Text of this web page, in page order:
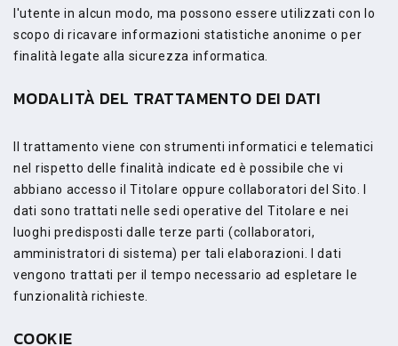
l'utente in alcun modo, ma possono essere utilizzati con lo
scopo di ricavare informazioni statistiche anonime o per
finalità legate alla sicurezza informatica.
MODALITÀ DEL TRATTAMENTO DEI DATI
Il trattamento viene con strumenti informatici e telematici
nel rispetto delle finalità indicate ed è possibile che vi
abbiano accesso il Titolare oppure collaboratori del Sito. I
dati sono trattati nelle sedi operative del Titolare e nei
luoghi predisposti dalle terze parti (collaboratori,
amministratori di sistema) per tali elaborazioni. I dati
vengono trattati per il tempo necessario ad espletare le
funzionalità richieste.
COOKIE